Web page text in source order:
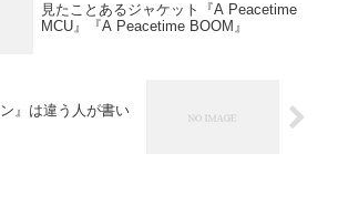
見たことあるジャケット『A Peacetime
MCU』『A Peacetime BOOM』
』は違う人が書い